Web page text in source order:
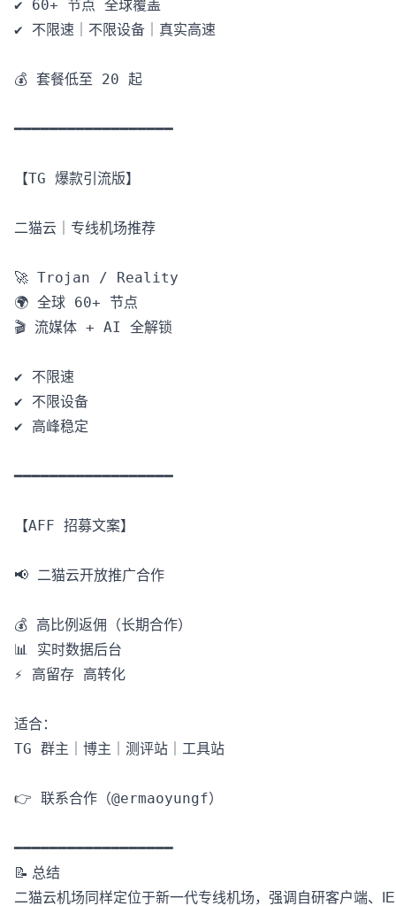
✔️ 60+ 节点 全球覆盖
✔️ 不限速｜不限设备｜真实高速
💰 套餐低至 20 起
━━━━━━━━━━━━━━━━━━
【TG 爆款引流版】
二猫云｜专线机场推荐
🚀 Trojan / Reality
🌍 全球 60+ 节点
🎬 流媒体 + AI 全解锁
✔️ 不限速
✔️ 不限设备
✔️ 高峰稳定
━━━━━━━━━━━━━━━━━━
【AFF 招募文案】
📢 二猫云开放推广合作
💰 高比例返佣（长期合作）
📊 实时数据后台
⚡️ 高留存 高转化
适合：
TG 群主｜博主｜测评站｜工具站
👉 联系合作（@ermaoyungf）
📝 总结
二猫云机场同样定位于新一代专线机场，强调自研客户端、